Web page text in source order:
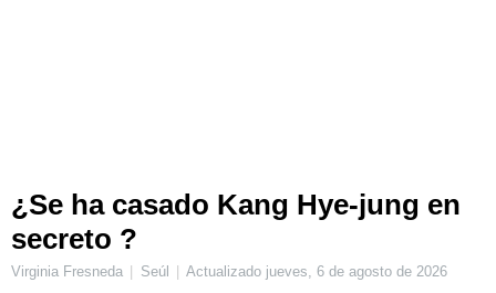
¿Se ha casado Kang Hye-jung en
secreto ?
Virginia Fresneda Seúl Actualizado jueves, 6 de agosto de 2026